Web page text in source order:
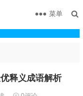
菜单
释义成语解析